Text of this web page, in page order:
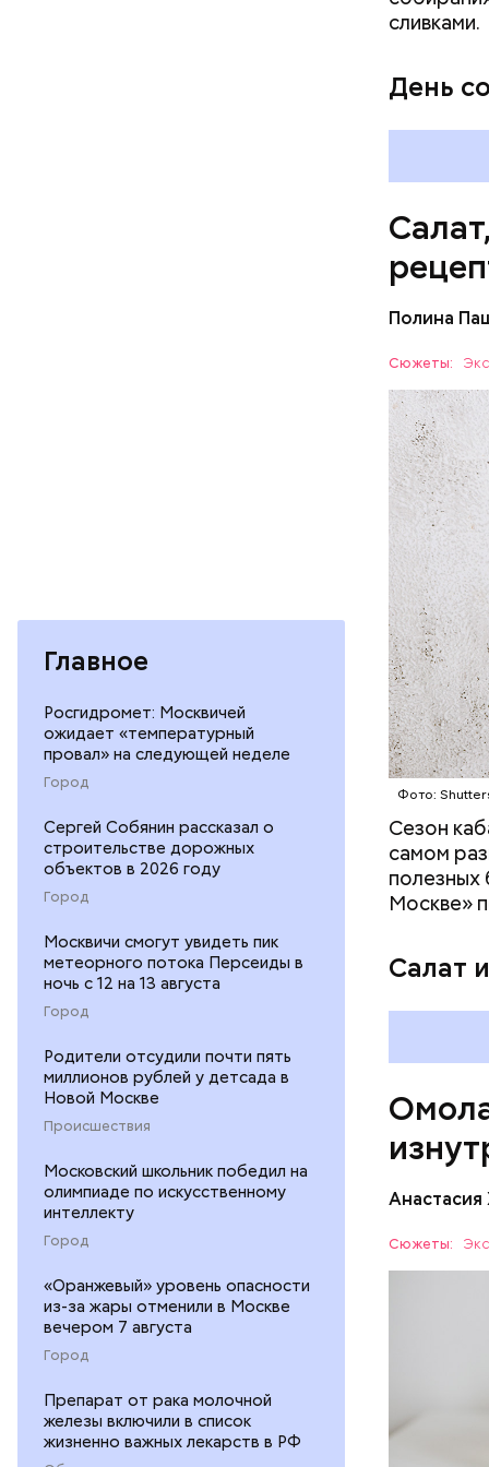
Главное
Росгидромет: Москвичей
ожидает «температурный
провал» на следующей неделе
Город
Сергей Собянин рассказал о
строительстве дорожных
объектов в 2026 году
Город
Москвичи смогут увидеть пик
метеорного потока Персеиды в
ночь с 12 на 13 августа
Город
Родители отсудили почти пять
миллионов рублей у детсада в
Новой Москве
Происшествия
Московский школьник победил на
олимпиаде по искусственному
интеллекту
Город
«Оранжевый» уровень опасности
из-за жары отменили в Москве
вечером 7 августа
Город
Препарат от рака молочной
железы включили в список
жизненно важных лекарств в РФ
сливками.
День
Полина
Сюжеты:
Фото:
Сезон
самом
полезных
Москве»
Салат
ЕДА
Сюжеты:
Дыня
кожи;
плода.
ряда
лютеин
наше
калий
— В
Вред